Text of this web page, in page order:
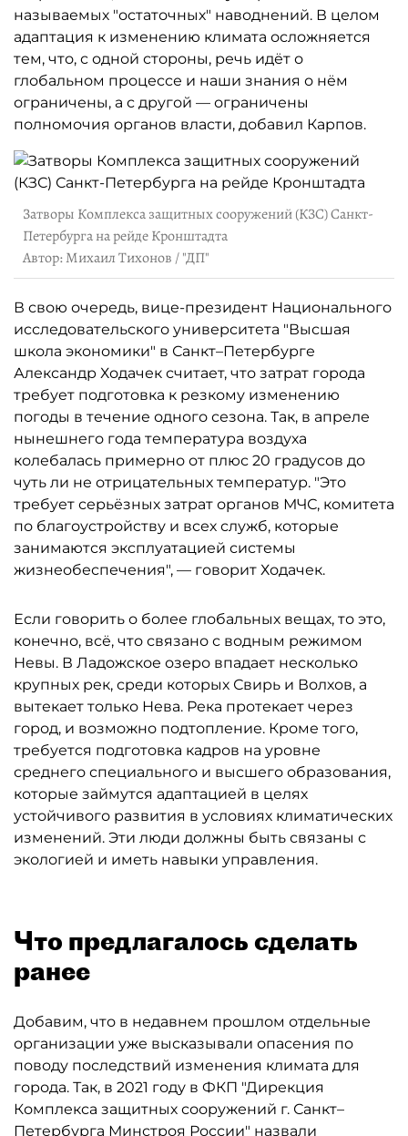
называемых "остаточных" наводнений. В целом
адаптация к изменению климата осложняется
тем, что, с одной стороны, речь идёт о
глобальном процессе и наши знания о нём
ограничены, а с другой — ограничены
полномочия органов власти, добавил Карпов.
Затворы Комплекса защитных сооружений (КЗС) Санкт-
Петербурга на рейде Кронштадта
Автор: Михаил Тихонов / "ДП"
В свою очередь, вице-президент Национального
исследовательского университета "Высшая
школа экономики" в Санкт–Петербурге
Александр Ходачек считает, что затрат города
требует подготовка к резкому изменению
погоды в течение одного сезона. Так, в апреле
нынешнего года температура воздуха
колебалась примерно от плюс 20 градусов до
чуть ли не отрицательных температур. "Это
требует серьёзных затрат органов МЧС, комитета
по благоустройству и всех служб, которые
занимаются эксплуатацией системы
жизнеобеспечения", — говорит Ходачек.
Если говорить о более глобальных вещах, то это,
конечно, всё, что связано с водным режимом
Невы. В Ладожское озеро впадает несколько
крупных рек, среди которых Свирь и Волхов, а
вытекает только Нева. Река протекает через
город, и возможно подтопление. Кроме того,
требуется подготовка кадров на уровне
среднего специального и высшего образования,
которые займутся адаптацией в целях
устойчивого развития в условиях климатических
изменений. Эти люди должны быть связаны с
экологией и иметь навыки управления.
Что предлагалось сделать
ранее
Добавим, что в недавнем прошлом отдельные
организации уже высказывали опасения по
поводу последствий изменения климата для
города. Так, в 2021 году в ФКП "Дирекция
Комплекса защитных сооружений г. Санкт–
Петербурга Минстроя России" назвали